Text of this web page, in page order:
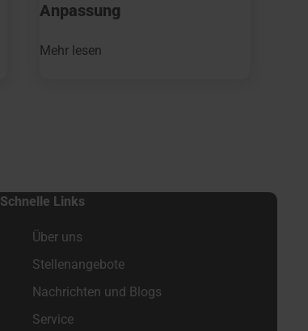
Anpassung
Mehr lesen
Schnelle Links
Über uns
Stellenangebote
Nachrichten und Blogs
Service